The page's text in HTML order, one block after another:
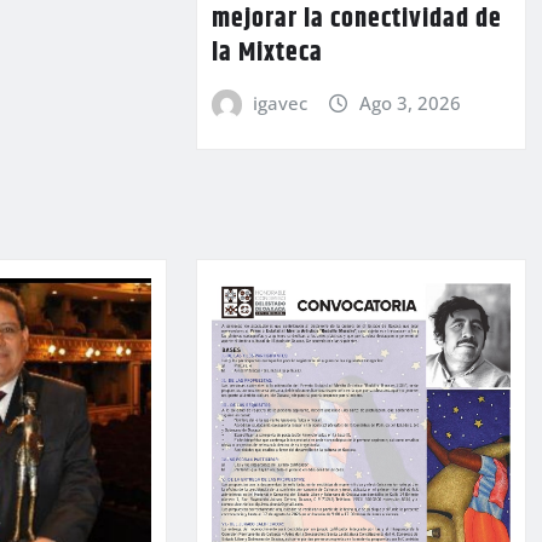
mejorar la conectividad de
la Mixteca
igavec Ago 3, 2026